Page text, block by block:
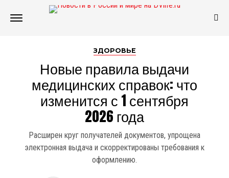
ЗДОРОВЬЕ
Новые правила выдачи
медицинских справок: что
изменится с 1 сентября
2026 года
Расширен круг получателей документов, упрощена
электронная выдача и скорректированы требования к
оформлению.